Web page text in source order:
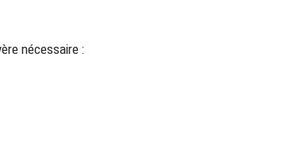
nécessaire :